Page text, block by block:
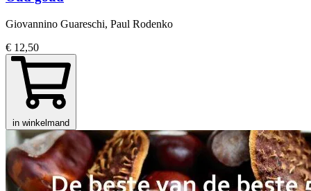
Giovannino Guareschi, Paul Rodenko
€ 12,50
in winkelmand